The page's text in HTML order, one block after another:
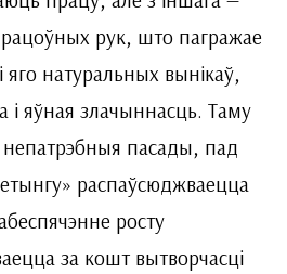
рук, што пагражае
яго натуральных вынікаў,
і яўная злачыннасць. Таму
пасады, пад
распаўсюджваецца
росту
за кошт вытворчасці